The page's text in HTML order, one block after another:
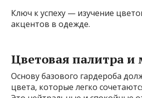
Ключ к успеху — изучение
акцентов в одежде.
Цветовая палитра и
Основу базового гардероба
цвета, которые легко